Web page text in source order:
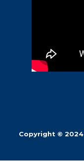
Copyright © 2024